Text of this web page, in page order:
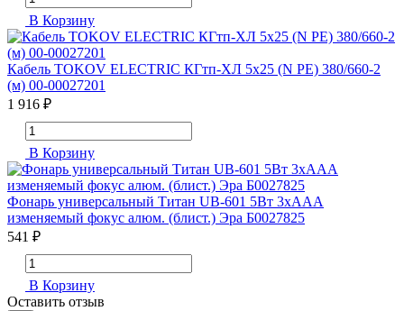
В Корзину
Кабель TOKOV ELECTRIC КГтп-ХЛ 5х25 (N PE) 380/660-2
(м) 00-00027201
1 916 ₽
В Корзину
Фонарь универсальный Титан UB-601 5Вт 3хAAA
изменяемый фокус алюм. (блист.) Эра Б0027825
541 ₽
В Корзину
Оставить отзыв